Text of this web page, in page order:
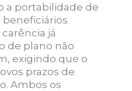
a portabilidade de
beneficiários
já
de plano não
exigindo que o
prazos de
Ambos os